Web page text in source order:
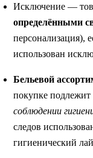
Исключение —
определёнными
персонализация),
использован
Бельевой
покупке
соблюдении
следов
гигиенический